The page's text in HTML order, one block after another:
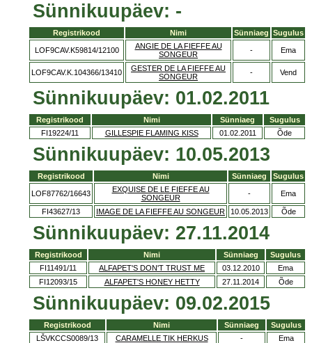
Sünnikuupäev: -
Registrikood Nimi Sünniaeg Sugulus
LOF9CAV.K59814/12100
ANGIE DE LA FIEFFE AU
SONGEUR
- Ema
LOF9CAV.K.104366/13410
GESTER DE LA FIEFFE AU
SONGEUR
- Vend
Sünnikuupäev: 01.02.2011
Registrikood Nimi Sünniaeg
Sugulus
FI19224/11
GILLESPIE FLAMING KISS 01.02.2011 Õde
Sünnikuupäev: 10.05.2013
Registrikood Nimi Sünniaeg Sugulus
LOF87762/16643
EXQUISE DE LE FIEFFE AU
SONGEUR
- Ema
FI43627/13 IMAGE DE LA FIEFFE AU SONGEUR 10.05.2013 Õde
Sünnikuupäev: 27.11.2014
Registrikood Nimi Sünniaeg
Sugulus
FI11491/11
ALFAPET'S DON'T TRUST ME 03.12.2010
Ema
FI12093/15
ALFAPET'S HONEY HETTY 27.11.2014 Õde
Sünnikuupäev: 09.02.2015
Registrikood Nimi Sünniaeg
Sugulus
LŠVKCCS0089/13
CARAMELLE TIK HERKUS -
Ema